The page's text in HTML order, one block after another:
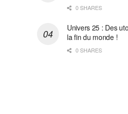
0 SHARES
Univers 25 : Des
la fin du monde !
0 SHARES